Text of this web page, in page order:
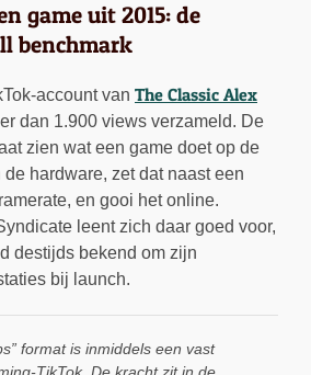
game uit 2015: de
benchmark
account van The Classic Alex
dan 1.900 views verzameld. De
zien wat een game doet op de
hardware, zet dat naast een
en gooi het online.
leent zich daar goed voor,
destijds bekend om zijn
bij launch.
format is inmiddels een vast